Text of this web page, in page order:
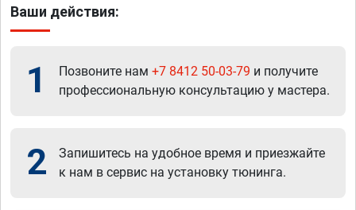
Ваши действия:
1 Позвоните нам +7 8412 50-03-79 и получите
профессиональную консультацию у мастера.
2
Запишитесь на удобное время и приезжайте
к нам в сервис на установку тюнинга.